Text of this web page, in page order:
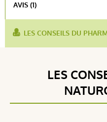
AVIS (1)
Avis soumis à un contrôle
5
LES CONSEILS DU
LES